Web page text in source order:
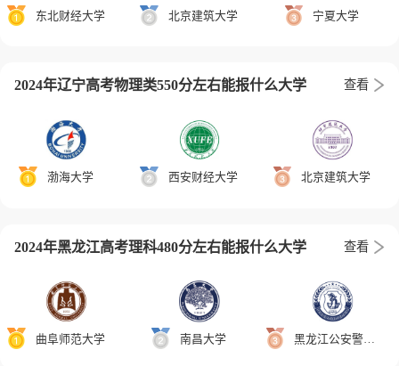
东北财经大学 北京建筑大学 宁夏大学
2024年辽宁高考物理类550分左右能报什么大学 查看
渤海大学 西安财经大学 北京建筑大学
2024年黑龙江高考理科480分左右能报什么大学 查看
曲阜师范大学 南昌大学 黑龙江公安警官职业学院